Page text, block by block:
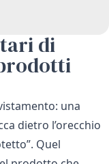
di
una
dietro l’orecchio
Quel